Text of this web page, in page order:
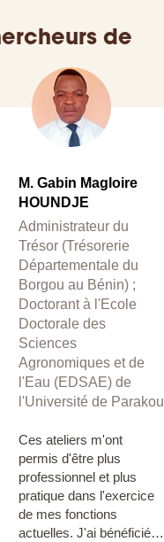
de
M. Gabin Magloire
HOUNDJE
Administrateur du
Trésor (Trésorerie
Départementale du
Borgou au Bénin) ;
Doctorant à l'Ecole
Doctorale des
Sciences
Agronomiques et de
l'Eau (EDSAE) de
l'Université de Parakou
Ces ateliers m'ont
permis d'être plus
professionnel et plus
pratique dans l'exercice
de mes fonctions
actuelles. J'ai bénéficié…